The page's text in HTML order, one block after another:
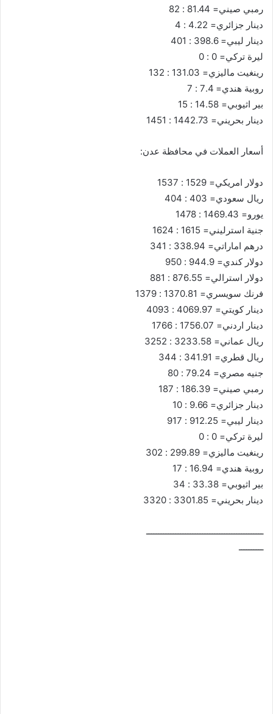
رمبي صيني= 81.44 : 82
دينار جزائري= 4.22 : 4
دينار ليبي= 398.6 : 401
ليرة تركي= 0 : 0
رينغيت ماليزي= 131.03 : 132
روبية هندي= 7.4 : 7
بير اثيوبي= 14.58 : 15
دينار بحريني= 1442.73 : 1451
أسعار العملات في محافظة عدن:
دولار امريكي= 1529 : 1537
ريال سعودي= 403 : 404
يورو= 1469.43 : 1478
جنية استرليني= 1615 : 1624
درهم اماراتي= 338.94 : 341
دولار كندي= 944.9 : 950
دولار استرالي= 876.55 : 881
فرنك سويسري= 1370.81 : 1379
دينار كويتي= 4069.97 : 4093
دينار اردني= 1756.07 : 1766
ريال عماني= 3233.58 : 3252
ريال قطري= 341.91 : 344
جنيه مصري= 79.24 : 80
رمبي صيني= 186.39 : 187
دينار جزائري= 9.66 : 10
دينار ليبي= 912.25 : 917
ليرة تركي= 0 : 0
رينغيت ماليزي= 299.89 : 302
روبية هندي= 16.94 : 17
بير اثيوبي= 33.38 : 34
دينار بحريني= 3301.85 : 3320
ــــــــــــــــــــــــــــــــــــــــــــــــ
ــــــــــ